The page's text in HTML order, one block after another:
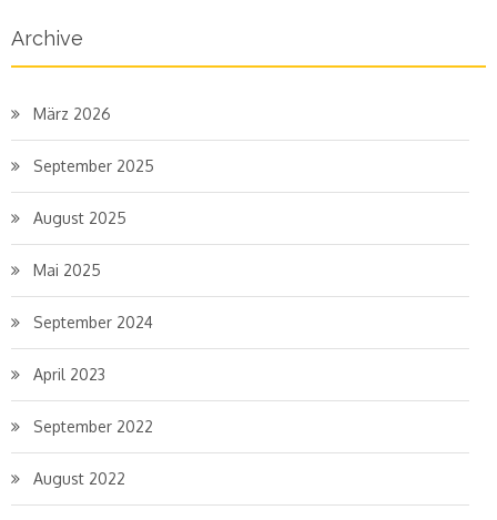
Archive
März 2026
September 2025
August 2025
Mai 2025
September 2024
April 2023
September 2022
August 2022